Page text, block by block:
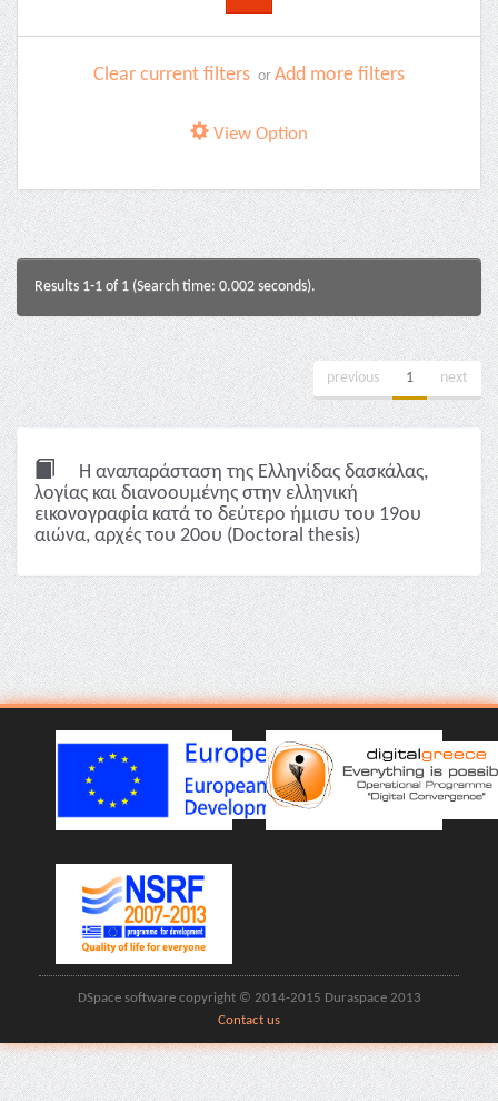
Clear current filters or Add more filters
View Option
Results 1-1 of 1 (Search time: 0.002 seconds).
previous 1 next
Η αναπαράσταση της Ελληνίδας δασκάλας,
λoγίας και διανοουμένης στην ελληνική
εικονογραφία κατά το δεύτερο ήμισυ του 19ου
αιώνα, αρχές του 20ου (Doctoral thesis)
DSpace software copyright © 2014-2015 Duraspace 2013
Contact us